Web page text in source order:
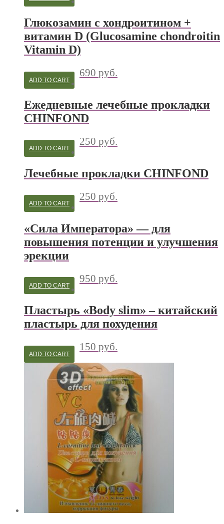
Глюкозамин с хондроитином +
витамин D (Glucosamine chondroitin
Vitamin D)
690 руб.
ADD TO CART
Ежедневные лечебные прокладки
CHINFOND
250 руб.
ADD TO CART
Лечебные прокладки CHINFOND
250 руб.
ADD TO CART
«Сила Императора» — для
повышения потенции и улучшения
эрекции
950 руб.
ADD TO CART
Пластырь «Body slim» – китайский
пластырь для похудения
150 руб.
ADD TO CART